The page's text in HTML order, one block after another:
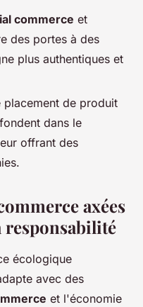
commerce et
des portes à des
plus authentiques et
placement de produit
dans le
offrant des
axées
écologique
avec des
et l'économie